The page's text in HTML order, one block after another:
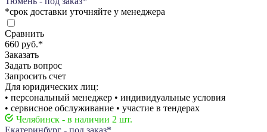
*срок доставки уточняйте у менеджера
Сравнить
660 руб.*
Заказать
Задать вопрос
Запросить счет
Для юридических лиц:
• персональный менеджер • индивидуальные условия
• сервисное обслуживание • участие в тендерах
Челябинск - в наличии 2 шт.
Екатеринбург - под заказ*